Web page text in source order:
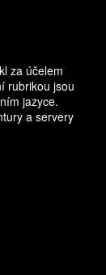
za účelem
rubrikou jsou
jazyce.
a servery